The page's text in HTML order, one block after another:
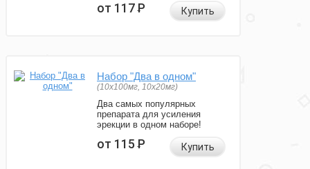
от 117Р Купить
Набор "Два в одном"
(10x100мг, 10x20мг)
Два самых популярных
препарата для усиления
эрекции в одном наборе!
от 115Р Купить